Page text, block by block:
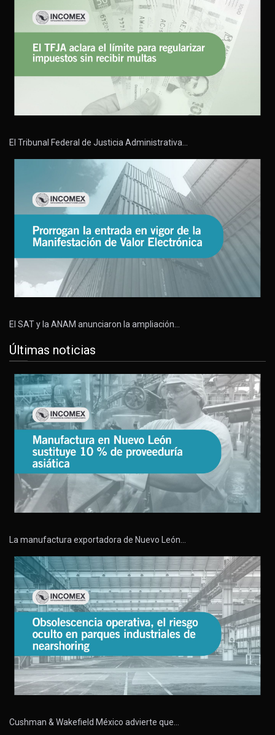
El Tribunal Federal de Justicia Administrativa…
El SAT y la ANAM anunciaron la ampliación…
Últimas noticias
La manufactura exportadora de Nuevo León…
Cushman & Wakefield México advierte que…